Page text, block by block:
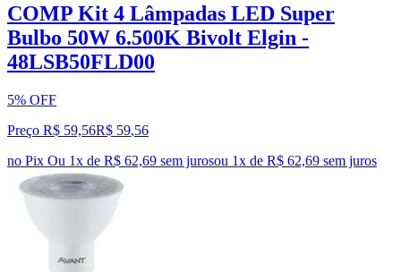
COMP Kit 4 Lâmpadas LED Super
Bulbo 50W 6.500K Bivolt Elgin -
48LSB50FLD00
5% OFF
Preço R$ 59,56R$ 59,56
no Pix Ou 1x de R$ 62,69 sem jurosou 1x de R$ 62,69 sem juros